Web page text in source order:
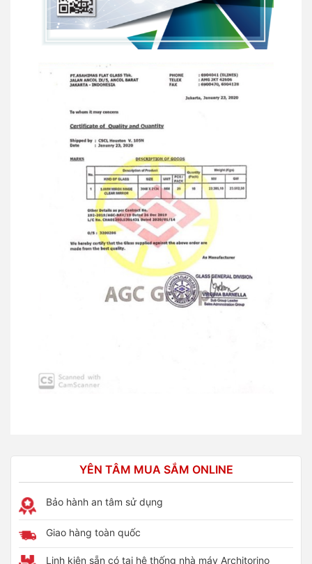
YÊN TÂM MUA SẮM ONLINE
Bảo hành an tâm sử dụng
Giao hàng toàn quốc
Linh kiện sẵn có tại hệ thống nhà máy Architorino